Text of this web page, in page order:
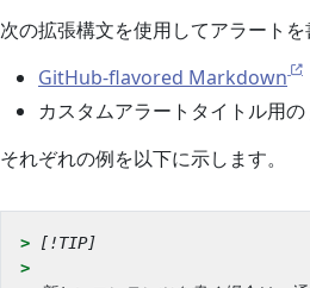
次の拡張構文を使用してアラートを
GitHub-flavored Markdown
カスタムアラートタイトル用の
それぞれの例を以下に示します。
>